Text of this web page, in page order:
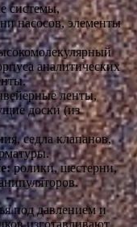
системы,
насосов, элементы
аналитических
ленты,
доски (из
седла клапанов,
ролики, шестерни,
под давлением и
изготавливают